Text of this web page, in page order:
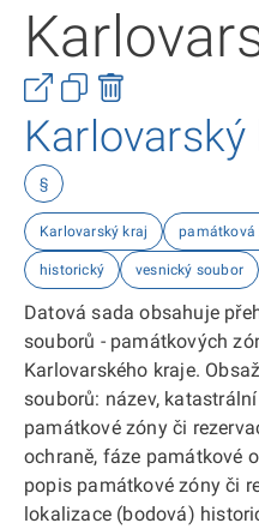
Karlovarský
§
Karlovarský kraj památková
historický vesnický soubor
Datová sada obsahuje
souborů - památkových
Karlovarského kraje.
souborů: název,
památkové zóny či
ochraně, fáze památkové
popis památkové zóny či
lokalizace (bodová)